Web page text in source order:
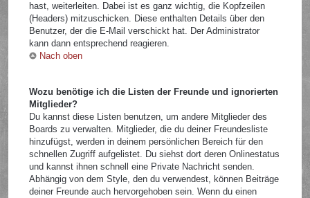
hast, weiterleiten. Dabei ist es ganz wichtig, die Kopfzeilen
(Headers) mitzuschicken. Diese enthalten Details über den
Benutzer, der die E-Mail verschickt hat. Der Administrator
kann dann entsprechend reagieren.
Nach oben
Wozu benötige ich die Listen der Freunde und ignorierten
Mitglieder?
Du kannst diese Listen benutzen, um andere Mitglieder des
Boards zu verwalten. Mitglieder, die du deiner Freundesliste
hinzufügst, werden in deinem persönlichen Bereich für den
schnellen Zugriff aufgelistet. Du siehst dort deren Onlinestatus
und kannst ihnen schnell eine Private Nachricht senden.
Abhängig von dem Style, den du verwendest, können Beiträge
deiner Freunde auch hervorgehoben sein. Wenn du einen